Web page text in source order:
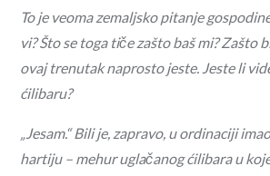
To je veoma zemaljsko pitanje
vi? Što se toga tiče zašto baš mi? Zašto
ovaj trenutak naprosto jeste. Jeste li
ćilibaru?
„Jesam.“ Bili je, zapravo, u ordinaciji
hartiju – mehur uglačanog ćilibara u